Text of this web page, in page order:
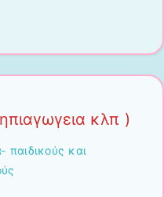
κλπ )
παιδικούς και